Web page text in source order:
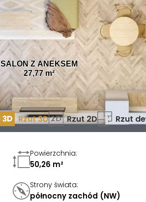
SALON Z ANEKSEM
27,77 m²
Rzut 3D Rzut 2D Rzut
Powierzchnia:
50,26 m²
Strony świata:
północny zachód (NW)